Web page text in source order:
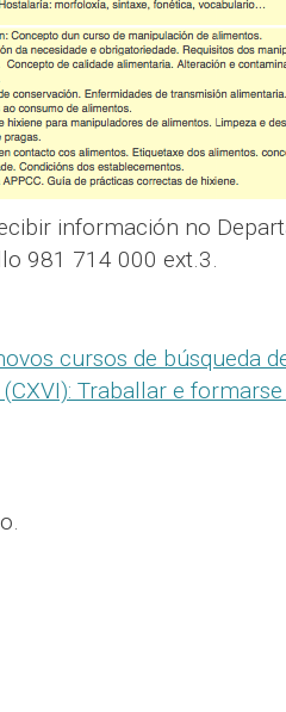
información no
981 714 000 ext.3.
cursos de búsqueda
Traballar e